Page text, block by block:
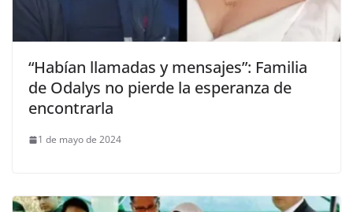
“Habían llamadas y mensajes”: Familia
de Odalys no pierde la esperanza de
encontrarla
1 de mayo de 2024